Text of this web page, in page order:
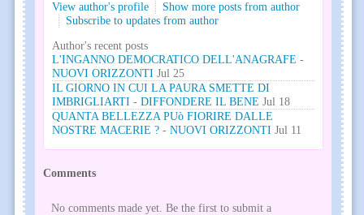
View author's profile
Show more posts from author
Subscribe to updates from author
Author's recent posts
L'INGANNO DEMOCRATICO DELL'ANAGRAFE -
NUOVI ORIZZONTI Jul 25
IL GIORNO IN CUI LA PAURA SMETTE DI
IMBRIGLIARTI - DIFFONDERE IL BENE Jul 18
QUANTA BELLEZZA PUò FIORIRE DALLE
NOSTRE MACERIE ? - NUOVI ORIZZONTI Jul 11
Comments
No comments made yet. Be the first to submit a